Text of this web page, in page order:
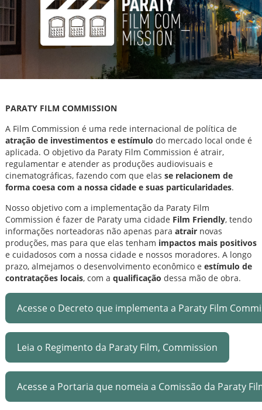
PARATY FILM COMMISSION
A Film Commission é uma rede internacional de política de
atração de investimentos e estímulo do mercado local onde é
aplicada. O objetivo da Paraty Film Commission é atrair,
regulamentar e atender as produções audiovisuais e
cinematográficas, fazendo com que elas se relacionem de
forma coesa com a nossa cidade e suas particularidades.
Nosso objetivo com a implementação da Paraty Film
Commission é fazer de Paraty uma cidade Film Friendly, tendo
informações norteadoras não apenas para atrair novas
produções, mas para que elas tenham impactos mais positivos
e cuidadosos com a nossa cidade e nossos moradores. A longo
prazo, almejamos o desenvolvimento econômico e estímulo de
contratações locais, com a qualificação dessa mão de obra.
Acesse o Decreto que implementa a Paraty Film
Leia o Regimento da Paraty Film, Commission
Acesse a Portaria que nomeia a Comissão da Paraty